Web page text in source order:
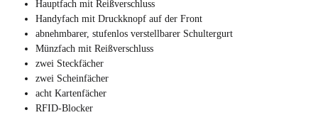
Hauptfach mit Reißverschluss
Handyfach mit Druckknopf auf der Front
abnehmbarer, stufenlos verstellbarer Schultergurt
Münzfach mit Reißverschluss
zwei Steckfächer
zwei Scheinfächer
acht Kartenfächer
RFID-Blocker